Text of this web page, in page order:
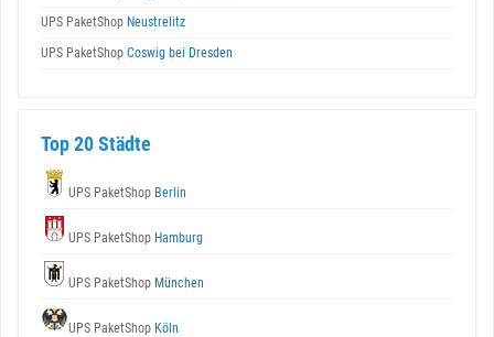
UPS PaketShop Neustrelitz
UPS PaketShop Coswig bei Dresden
Top 20 Städte
UPS PaketShop Berlin
UPS PaketShop Hamburg
UPS PaketShop München
UPS PaketShop Köln